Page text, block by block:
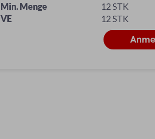
Min. Menge
12 STK
VE
12 STK